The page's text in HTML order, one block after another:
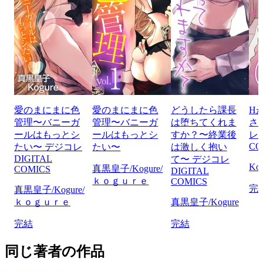
愛のまにまに色
管理〜バニーガ
ールはもっとシ
たい〜 デジコレ
DIGITAL
COMICS
真黒皇子/Kogure/
ｋｏｇｕｒｅ
完結
愛のまにまに色
管理〜バニーガ
ールはもっとシ
たい〜
真黒皇子/Kogure/
ｋｏｇｕｒｅ
どうしたら課長
は堕ちてくれま
すか？〜終業後
は激しく抱い
て〜 デジコレ
DIGITAL
COMICS
真黒皇子/Kogure
完結
H
さ
レ
完
同じ著者の作品